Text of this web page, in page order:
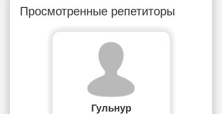
Просмотренные репетиторы
Гульнур